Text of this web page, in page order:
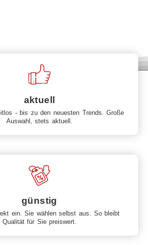
aktuell
- bis zu den neuesten Trends. Große
Auswahl, stets aktuell.
günstig
ein. Sie wählen selbst aus. So bleibt
Qualität für Sie preiswert.